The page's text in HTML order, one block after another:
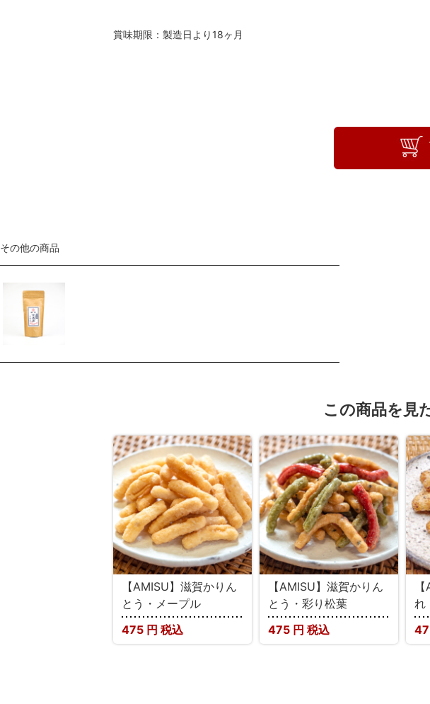
賞味期限：製造日より18ヶ月
その他の商品
この商品を見
【AMISU】滋賀かりん
とう・メープル
475 円 税込
【AMISU】滋賀かりん
とう・彩り松葉
475 円 税込
れ